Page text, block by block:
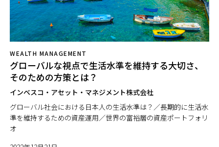
WEALTH MANAGEMENT
グローバルな視点で生活水準を維持する大切さ、
そのための方策とは？
インベスコ・アセット・マネジメント株式会社
グローバル社会における日本人の生活水準は？／長期的に生活水
準を維持するための資産運用／世界の富裕層の資産ポートフォリ
オ